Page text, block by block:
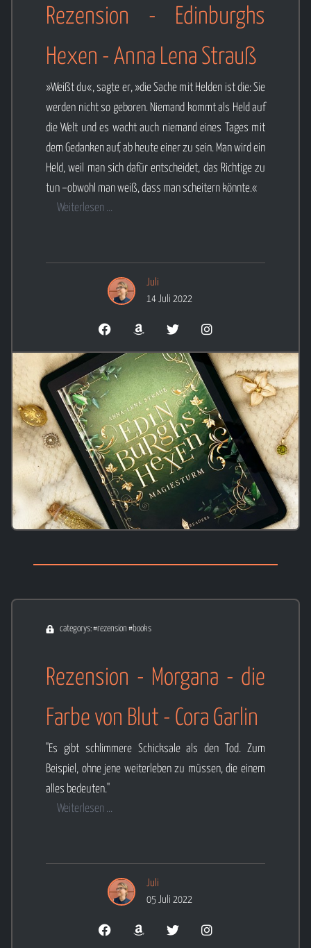
Rezension - Edinburghs
Hexen - Anna Lena Strauß
»Weißt du«, sagte er, »die Sache mit Helden ist die: Sie
werden nicht so geboren. Niemand kommt als Held auf
die Welt und es wacht auch niemand eines Tages mit
dem Gedanken auf, ab heute einer zu sein. Man wird ein
Held, weil man sich dafür entscheidet, das Richtige zu
tun –obwohl man weiß, dass man scheitern könnte.«
Weiterlesen ...
Juli
14 Juli 2022
categorys: #rezension #books
Rezension - Morgana - die
Farbe von Blut - Cora Garlin
"Es gibt schlimmere Schicksale als den Tod. Zum
Beispiel, ohne jene weiterleben zu müssen, die einem
alles bedeuten."
Weiterlesen ...
Juli
05 Juli 2022